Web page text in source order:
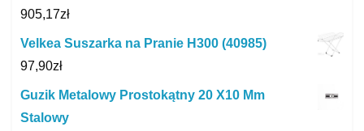
905,17zł
Velkea Suszarka na Pranie H300 (40985)
97,90zł
Guzik Metalowy Prostokątny 20 X10 Mm
Stalowy